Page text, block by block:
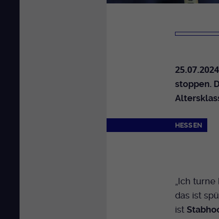
25.07.2024
stoppen.
HESSEN
„Ich
das ist
ist